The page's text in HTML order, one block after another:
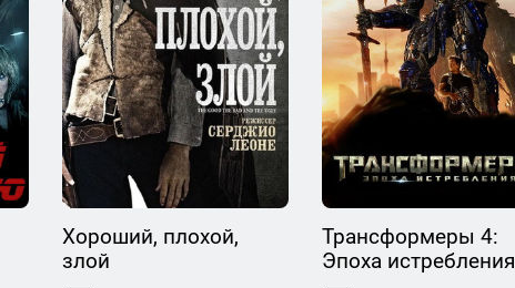
Хороший, плохой,
злой
Трансформеры 4:
Эпоха истребления